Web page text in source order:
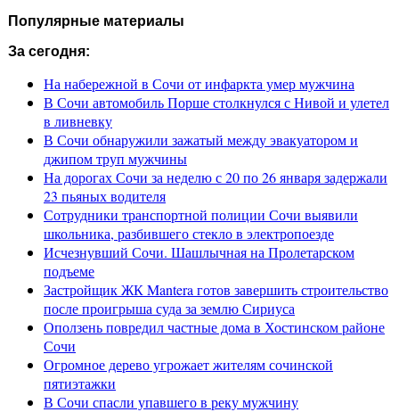
Популярные материалы
За сегодня:
На набережной в Сочи от инфаркта умер мужчина
В Сочи автомобиль Порше столкнулся с Нивой и улетел
в ливневку
В Сочи обнаружили зажатый между эвакуатором и
джипом труп мужчины
На дорогах Сочи за неделю с 20 по 26 января задержали
23 пьяных водителя
Сотрудники транспортной полиции Сочи выявили
школьника, разбившего стекло в электропоезде
Исчезнувший Сочи. Шашлычная на Пролетарском
подъеме
Застройщик ЖК Mantera готов завершить строительство
после проигрыша суда за землю Сириуса
Оползень повредил частные дома в Хостинском районе
Сочи
Огромное дерево угрожает жителям сочинской
пятиэтажки
В Сочи спасли упавшего в реку мужчину